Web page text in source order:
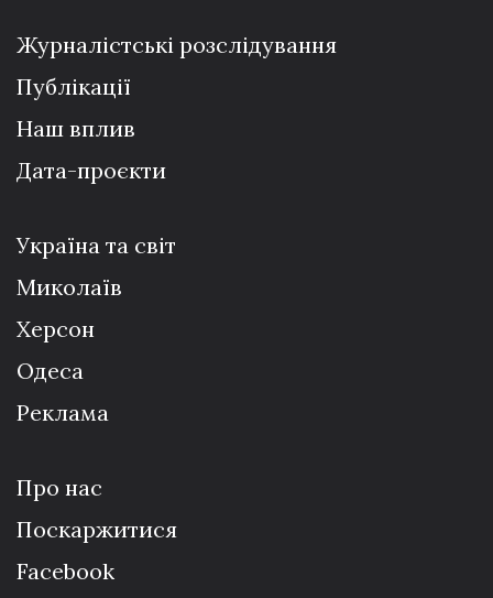
Журналістські розслідування
Публікації
Наш вплив
Дата-проєкти
Україна та світ
Миколаїв
Херсон
Одеса
Реклама
Про нас
Поскаржитися
Facebook